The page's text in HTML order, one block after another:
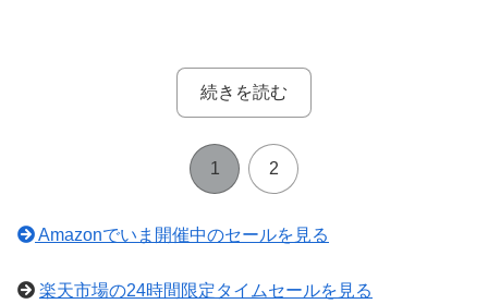
続きを読む
1 2
Amazonでいま開催中のセールを見る
楽天市場の24時間限定タイムセールを見る